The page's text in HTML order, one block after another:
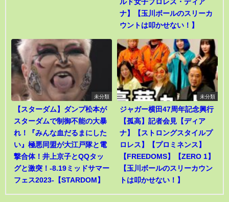
ナ】【玉川ボールのスリーカ
ウントは叩かせない！】
未分類
【スターダム】ダンプ松本が
スターダムで制御不能の大暴
れ！『みんな血だるまにした
い』極悪同盟が大江戸隊と電
撃合体！井上京子とQQタッ
グと激突！-8.19ミッドサマー
フェス2023-【STARDOM】
未分類
ジャガー横田47周年記念興行
【孤高】記者会見【ディア
ナ】【ストロングスタイルプ
ロレス】【プロミネンス】
【FREEDOMS】【ZERO 1】
【玉川ボールのスリーカウン
トは叩かせない！】